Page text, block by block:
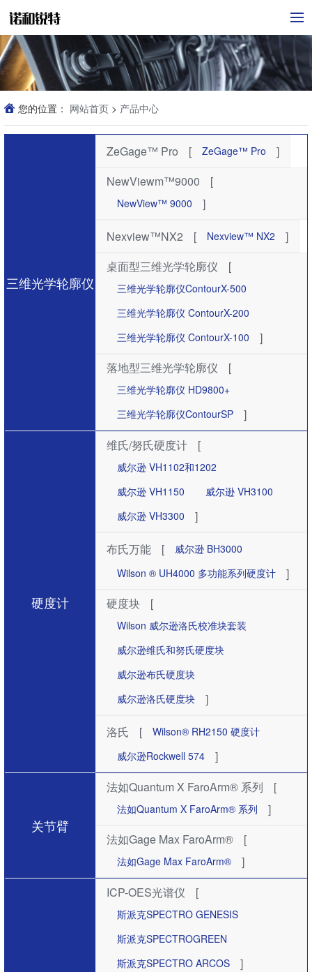
您的位置： 网站首页 > 产品中心
三维光学轮廓仪
ZeGage™ Pro [ ZeGage™ Pro
]
NewViewm™9000
[
NewView™ 9000 ]
Nexview™NX2 [ Nexview™ NX2
]
桌面型三维光学轮廓仪
[
三维光学轮廓仪ContourX-500
三维光学轮廓仪 ContourX-200
三维光学轮廓仪 ContourX-100
]
落地型三维光学轮廓仪
[
三维光学轮廓仪 HD9800+
三维光学轮廓仪ContourSP
]
硬度计
维氏/努氏硬度计 [
威尔逊 VH1102和1202
威尔逊 VH1150
威尔逊 VH3100
威尔逊 VH3300
]
布氏万能 [
威尔逊 BH3000
Wilson ® UH4000 多功能系列硬度计
]
硬度块
[
Wilson 威尔逊洛氏校准块套装
威尔逊维氏和努氏硬度块
威尔逊布氏硬度块
威尔逊洛氏硬度块
]
洛氏 [
Wilson® RH2150 硬度计
威尔逊Rockwell 574
]
关节臂
法如Quantum X FaroArm® 系列 [
法如Quantum X FaroArm® 系列
]
法如Gage Max FaroArm®
[
法如Gage Max FaroArm® ]
ICP-OES光谱仪 [
斯派克SPECTRO GENESIS
斯派克SPECTROGREEN
斯派克SPECTRO ARCOS
]